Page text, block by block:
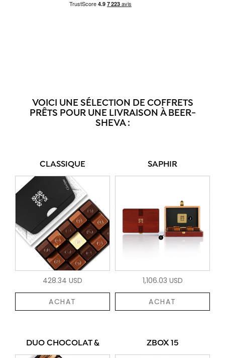
VOICI UNE SÉLECTION DE COFFRETS
PRÊTS POUR UNE LIVRAISON À BEER-
SHEVA :
CLASSIQUE
428.34 USD
ACHAT
SAPHIR
1,106.03 USD
ACHAT
DUO CHOCOLAT & ZBOX 15